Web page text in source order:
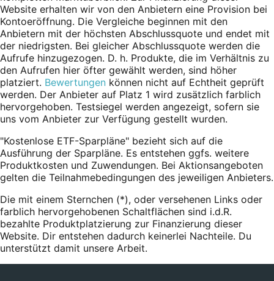
Website erhalten wir von den Anbietern eine Provision bei
Kontoeröffnung. Die Vergleiche beginnen mit den
Anbietern mit der höchsten Abschlussquote und endet mit
der niedrigsten. Bei gleicher Abschlussquote werden die
Aufrufe hinzugezogen. D. h. Produkte, die im Verhältnis zu
den Aufrufen hier öfter gewählt werden, sind höher
platziert. Bewertungen können nicht auf Echtheit geprüft
werden. Der Anbieter auf Platz 1 wird zusätzlich farblich
hervorgehoben. Testsiegel werden angezeigt, sofern sie
uns vom Anbieter zur Verfügung gestellt wurden.
"Kostenlose ETF-Sparpläne" bezieht sich auf die
Ausführung der Sparpläne. Es entstehen ggfs. weitere
Produktkosten und Zuwendungen. Bei Aktionsangeboten
gelten die Teilnahmebedingungen des jeweiligen Anbieters.
Die mit einem Sternchen (*), oder versehenen Links oder
farblich hervorgehobenen Schaltflächen sind i.d.R.
bezahlte Produktplatzierung zur Finanzierung dieser
Website. Dir entstehen dadurch keinerlei Nachteile. Du
unterstützt damit unsere Arbeit.